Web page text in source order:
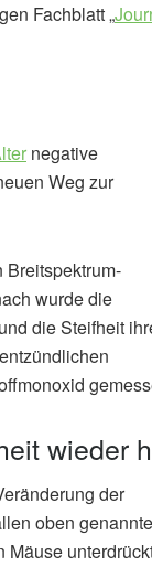
Fachblatt „
negative
Weg zur
Breitspektrum-
wurde die
die Steifheit
wieder
der
oben
Mäuse